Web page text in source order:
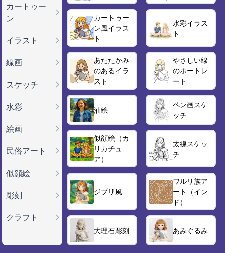
カートゥー
ン
イラスト
線画
スケッチ
水彩
絵画
民俗アート
似顔絵
彫刻
クラフト
カートゥー
ン風イラス
ト
水彩イラス
ト
あたたかみ
のあるイラ
スト
やさしい線
のポートレ
ート
油絵
ペン画スケ
ッチ
似顔絵（カ
リカチュ
ア）
太線スケッ
チ
ジブリ風
ワルリ族ア
ート（イン
ド）
大理石彫刻 あみぐるみ